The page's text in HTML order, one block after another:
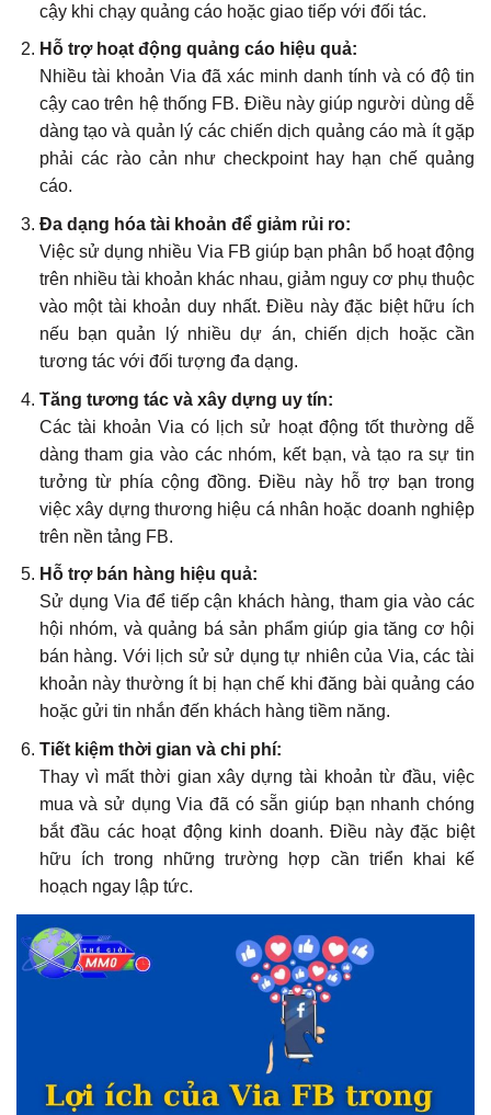
cậy khi chạy quảng cáo hoặc giao tiếp với đối tác.
Hỗ trợ hoạt động quảng cáo hiệu quả:
Nhiều tài khoản Via đã xác minh danh tính và có độ tin
cậy cao trên hệ thống FB. Điều này giúp người dùng dễ
dàng tạo và quản lý các chiến dịch quảng cáo mà ít gặp
phải các rào cản như checkpoint hay hạn chế quảng
cáo.
Đa dạng hóa tài khoản để giảm rủi ro:
Việc sử dụng nhiều Via FB giúp bạn phân bổ hoạt động
trên nhiều tài khoản khác nhau, giảm nguy cơ phụ thuộc
vào một tài khoản duy nhất. Điều này đặc biệt hữu ích
nếu bạn quản lý nhiều dự án, chiến dịch hoặc cần
tương tác với đối tượng đa dạng.
Tăng tương tác và xây dựng uy tín:
Các tài khoản Via có lịch sử hoạt động tốt thường dễ
dàng tham gia vào các nhóm, kết bạn, và tạo ra sự tin
tưởng từ phía cộng đồng. Điều này hỗ trợ bạn trong
việc xây dựng thương hiệu cá nhân hoặc doanh nghiệp
trên nền tảng FB.
Hỗ trợ bán hàng hiệu quả:
Sử dụng Via để tiếp cận khách hàng, tham gia vào các
hội nhóm, và quảng bá sản phẩm giúp gia tăng cơ hội
bán hàng. Với lịch sử sử dụng tự nhiên của Via, các tài
khoản này thường ít bị hạn chế khi đăng bài quảng cáo
hoặc gửi tin nhắn đến khách hàng tiềm năng.
Tiết kiệm thời gian và chi phí:
Thay vì mất thời gian xây dựng tài khoản từ đầu, việc
mua và sử dụng Via đã có sẵn giúp bạn nhanh chóng
bắt đầu các hoạt động kinh doanh. Điều này đặc biệt
hữu ích trong những trường hợp cần triển khai kế
hoạch ngay lập tức.